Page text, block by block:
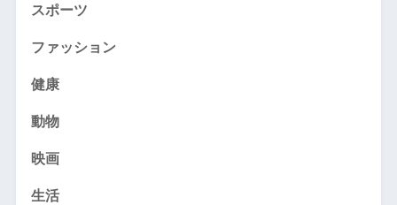
スポーツ
ファッション
健康
動物
映画
生活